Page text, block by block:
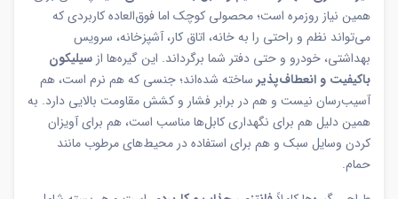
همین نیاز روزمره است؛ محصولی کوچک اما فوق‌العاده کاربردی که
می‌تواند نظم و راحتی را به خانه، اتاق کار، آشپزخانه، سرویس
بهداشتی، خودرو و حتی دفتر شما برگرداند. این گیره‌ها از سیلیکون
باکیفیت و انعطاف‌پذیر ساخته شده‌اند؛ جنسی که هم نرم است، هم
آسیب‌رسان نیست و هم در برابر فشار و کشش مقاومت بالایی دارد. به
همین دلیل هم برای نگهداری کابل‌ها مناسب است، هم برای آویزان
کردن وسایل سبک و هم برای استفاده در محیط‌های مرطوب مانند
حمام.